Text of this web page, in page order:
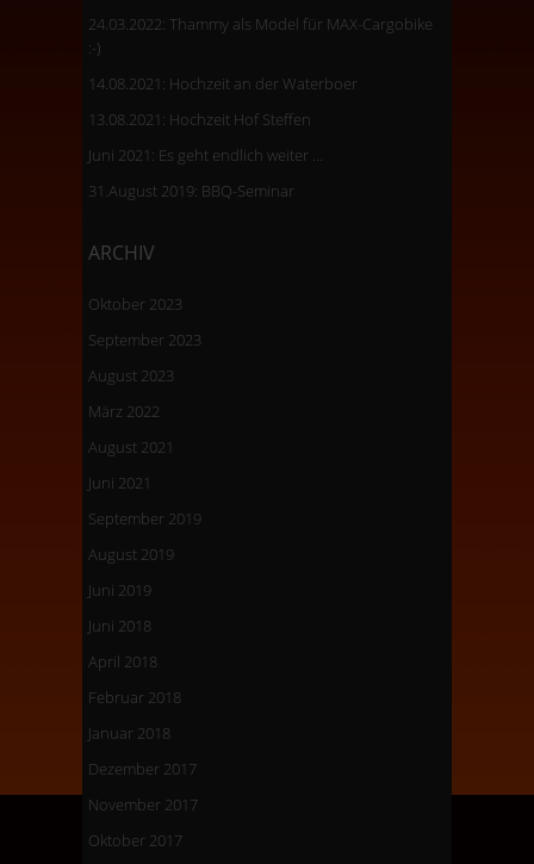
24.03.2022: Thammy als Model für MAX-Cargobike
:-)
14.08.2021: Hochzeit an der Waterboer
13.08.2021: Hochzeit Hof Steffen
Juni 2021: Es geht endlich weiter …
31.August 2019: BBQ-Seminar
ARCHIV
Oktober 2023
September 2023
August 2023
März 2022
August 2021
Juni 2021
September 2019
August 2019
Juni 2019
Juni 2018
April 2018
Februar 2018
Januar 2018
Dezember 2017
November 2017
Oktober 2017